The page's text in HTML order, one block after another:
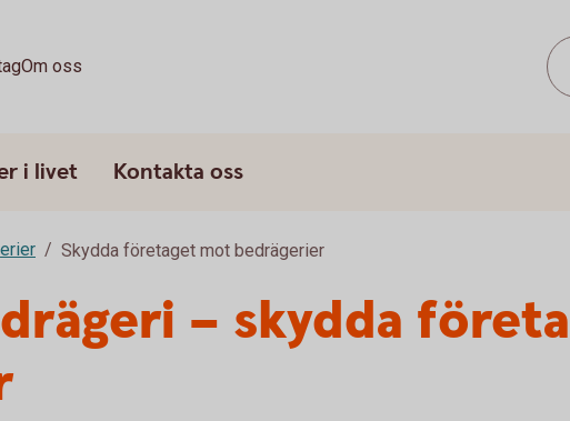
Om oss
i livet Kontakta oss
Skydda företaget mot bedrägerier
– skydda